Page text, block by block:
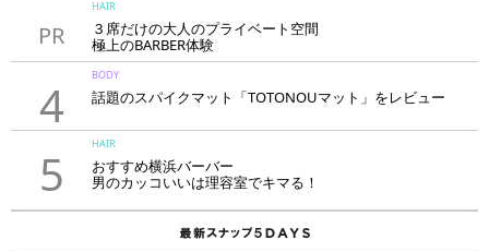
PR
HAIR
３席だけの大人のプライベート空間
極上のBARBER体験
「LAVIE NEW STANDARD BARBER HANARE新宿店」
4
BODY
話題のスパイクマット「TOTONOUマット」をレビュー
5
HAIR
おすすめ横浜バーバー
男のカッコいいは理容室でキマる！